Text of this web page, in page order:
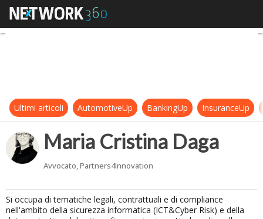
Maria Cristina Daga
Ultimi articoli AutomotiveUp BankingUp InsuranceUp
Maria Cristina Daga
Avvocato, Partners4Innovation
Si occupa di tematiche legali, contrattuali e di compliance
nell'ambito della sicurezza informatica (ICT&Cyber Risk) e della